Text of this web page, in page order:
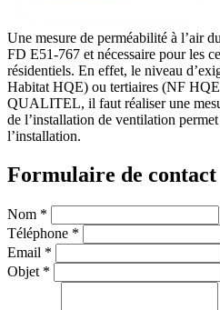
Une mesure de perméabilité à l’air
FD E51-767 et nécessaire pour les
résidentiels. En effet, le niveau
Habitat HQE) ou tertiaires (NF
QUALITEL, il faut réaliser une
de l’installation de ventilation
l’installation.
Formulaire de contact
Nom *
Téléphone *
Email *
Objet *